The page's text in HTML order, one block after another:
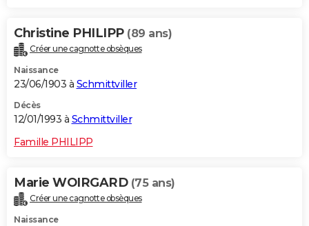
Christine PHILIPP (89 ans)
Créer une cagnotte obsèques
Naissance
23/06/1903 à Schmittviller
Décès
12/01/1993 à Schmittviller
Famille PHILIPP
Marie WOIRGARD (75 ans)
Créer une cagnotte obsèques
Naissance